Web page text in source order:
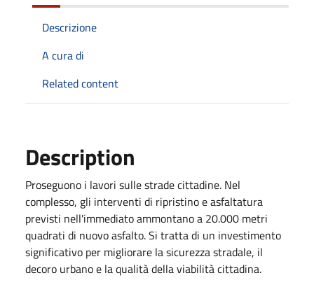
Descrizione
A cura di
Related content
Description
Proseguono i lavori sulle strade cittadine. Nel
complesso, gli interventi di ripristino e asfaltatura
previsti nell'immediato ammontano a 20.000 metri
quadrati di nuovo asfalto. Si tratta di un investimento
significativo per migliorare la sicurezza stradale, il
decoro urbano e la qualità della viabilità cittadina.